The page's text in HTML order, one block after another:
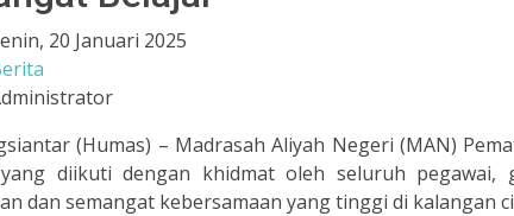
20 Januari 2025
(Humas) – Madrasah Aliyah Negeri (MAN)
diikuti dengan khidmat oleh seluruh
dan semangat kebersamaan yang tinggi di kalangan